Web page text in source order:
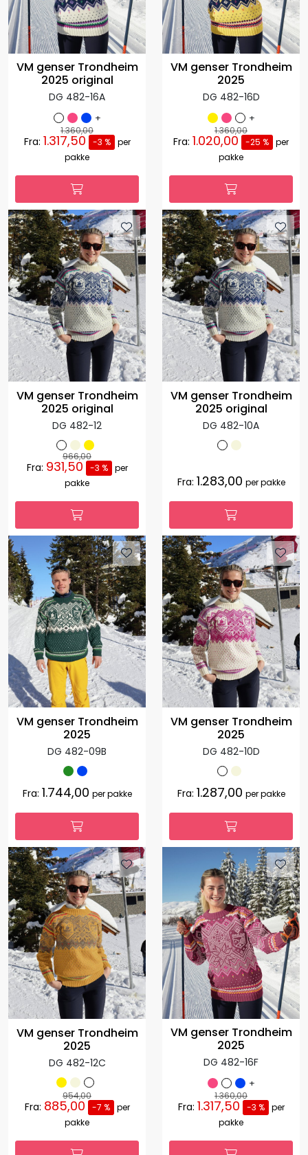
VM genser Trondheim
2025 original
DG 482-16A
+
1.360,00
Fra: 1.317,50 -3 %
per
pakke
VM genser Trondheim
2025
DG 482-16D
+
1.360,00
Fra: 1.020,00 -25 % per
pakke
VM genser Trondheim
2025 original
DG 482-12
966,00
Fra: 931,50 -3 %
per
pakke
VM genser Trondheim
2025 original
DG 482-10A
Fra: 1.283,00 per pakke
VM genser Trondheim
2025
DG 482-09B
Fra: 1.744,00 per pakke
VM genser Trondheim
2025
DG 482-10D
Fra: 1.287,00 per pakke
VM genser Trondheim
2025
DG 482-12C
954,00
Fra: 885,00 -7 %
per
pakke
VM genser Trondheim
2025
DG 482-16F
+
1.360,00
Fra: 1.317,50 -3 %
per
pakke